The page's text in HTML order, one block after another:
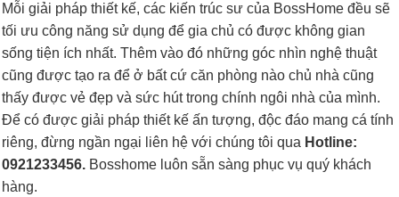
Mỗi giải pháp thiết kế, các kiến trúc sư của BossHome đều sẽ
tối ưu công năng sử dụng để gia chủ có được không gian
sống tiện ích nhất. Thêm vào đó những góc nhìn nghệ thuật
cũng được tạo ra để ở bất cứ căn phòng nào chủ nhà cũng
thấy được vẻ đẹp và sức hút trong chính ngôi nhà của mình.
Để có được giải pháp thiết kế ấn tượng, độc đáo mang cá tính
riêng, đừng ngần ngại liên hệ với chúng tôi qua Hotline:
0921233456. Bosshome luôn sẵn sàng phục vụ quý khách
hàng.